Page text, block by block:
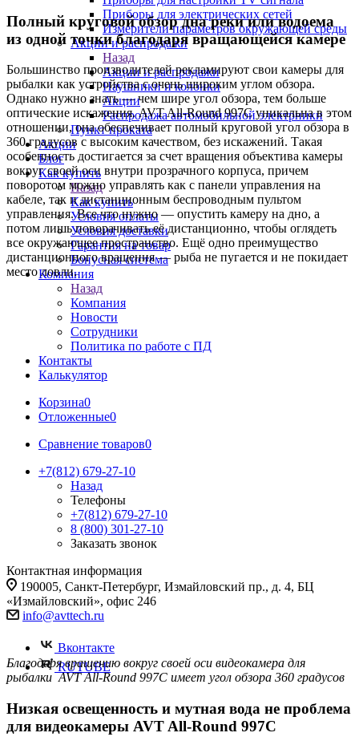
Приборы для электрических сетей
Измерители параметров окружающей среды
Акции и распродажи
Назад
Акции и распродажи
Наушники и колонки
Акции
Распродажа автомобильной электрники
Пункт проката
Акции
Блог
Как купить
Назад
Как купить
Условия оплаты
Условия доставки
Гарантия на товар
Бонусная система
Компания
Назад
Компания
Новости
Сотрудники
Политика по работе с ПД
Контакты
Калькулятор
Корзина0
Отложенные0
Сравнение товаров0
+7(812) 679-27-10
Назад
Телефоны
+7(812) 679-27-10
8 (800) 301-27-10
Заказать звонок
Контактная информация
190005, Санкт-Петербург, Измайловский пр., д. 4, БЦ
«Измайловский», офис 246
info@avttech.ru
Вконтакте
RUTUBE
Полный круговой обзор дна реки или водоема
из одной точки благодаря вращающейся камере
Большинство производителей рекламируют свои камеры для
рыбалки как устройства с очень широким углом обзора.
Однако нужно знать — чем шире угол обзора, тем больше
оптические искажения. AVT All-Round 997C уникальна в этом
отношении, она обеспечивает полный круговой угол обзора в
360 градусов с высоким качеством, без искажений. Такая
особенность достигается за счет вращения объектива камеры
вокруг своей оси внутри прозрачного корпуса, причем
поворотом можно управлять как с панели управления на
кабеле, так и дистанционным беспроводным пультом
управления. Все что нужно — опустить камеру на дно, а
потом лишь поворачивать её дистанционно, чтобы оглядеть
все окружающее пространство. Ещё одно преимущество
дистанционного вращения — рыба не пугается и не покидает
место ловли.
Благодаря вращению вокруг своей оси видеокамера для
рыбалки AVT All-Round 997C имеет угол обзора 360 градусов
Низкая освещенность и мутная вода не проблема
для видеокамеры AVT All-Round 997C